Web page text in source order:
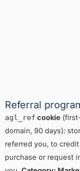
Referral
agl_ref cookie
domain, 90 days):
referred you, to
purchase or request